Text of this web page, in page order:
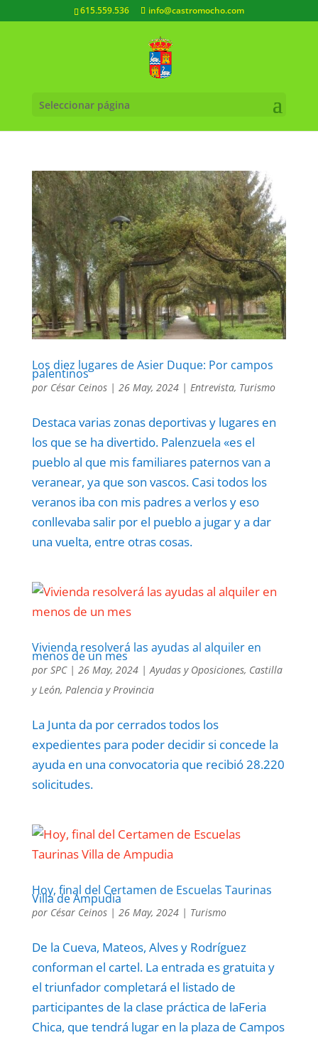
615.559.536 info@castromocho.com
Seleccionar página
Los diez lugares de Asier Duque: Por campos
palentinos
por César Ceinos| 26 May, 2024| Entrevista, Turismo
Destaca varias zonas deportivas y lugares en
los que se ha divertido. Palenzuela «es el
pueblo al que mis familiares paternos van a
veranear, ya que son vascos. Casi todos los
veranos iba con mis padres a verlos y eso
conllevaba salir por el pueblo a jugar y a dar
una vuelta, entre otras cosas.
Vivienda resolverá las ayudas al alquiler en
menos de un mes
por SPC| 26 May, 2024|Ayudas y Oposiciones, Castilla
y León, Palencia y Provincia
La Junta da por cerrados todos los
expedientes para poder decidir si concede la
ayuda en una convocatoria que recibió 28.220
solicitudes.
Hoy, final del Certamen de Escuelas Taurinas
Villa de Ampudia
por César Ceinos| 26 May, 2024| Turismo
De la Cueva, Mateos, Alves y Rodríguez
conforman el cartel. La entrada es gratuita y
el triunfador completará el listado de
participantes de la clase práctica de laFeria
Chica, que tendrá lugar en la plaza de Campos